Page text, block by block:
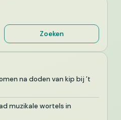
Zoeken
na doden van kip bij ’t
muzikale wortels in